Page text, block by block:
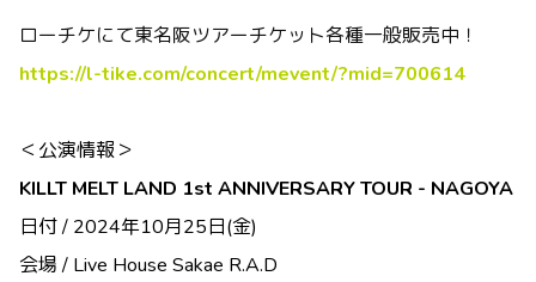
ローチケにて東名阪ツアーチケット各種一般販売中！
https://l-tike.com/concert/mevent/?mid=700614
＜公演情報＞
KILLT MELT LAND 1st ANNIVERSARY TOUR - NAGOYA
日付 / 2024年10月25日(金)
会場 / Live House Sakae R.A.D